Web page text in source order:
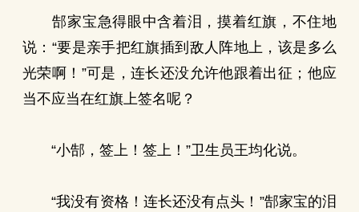
郜家宝急得眼中含着泪，摸着红旗，不住地
说：“要是亲手把红旗插到敌人阵地上，该是多么
光荣啊！”可是，连长还没允许他跟着出征；他应
当不应当在红旗上签名呢？
“小郜，签上！签上！”卫生员王均化说。
“我没有资格！连长还没有点头！”郜家宝的泪